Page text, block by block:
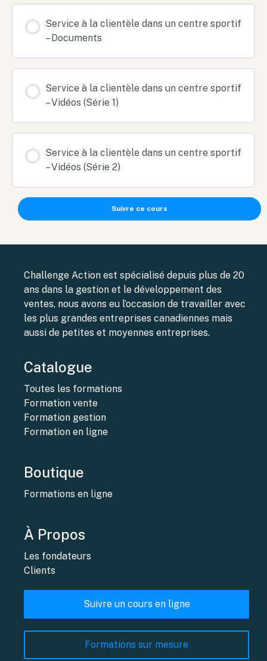
Service à la clientèle dans un centre sportif
– Documents
Service à la clientèle dans un centre sportif
– Vidéos (Série 1)
Service à la clientèle dans un centre sportif
– Vidéos (Série 2)
Suivre ce cours
Challenge Action est spécialisé depuis plus de 20
ans dans la gestion et le développement des
ventes, nous avons eu l’occasion de travailler avec
les plus grandes entreprises canadiennes mais
aussi de petites et moyennes entreprises.
Catalogue
Toutes les formations
Formation vente
Formation gestion
Formation en ligne
Boutique
Formations en ligne
À Propos
Les fondateurs
Clients
Suivre un cours en ligne
Formations sur mesure